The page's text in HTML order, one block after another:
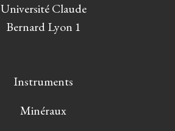
Université Claude
Bernard Lyon 1
Instruments
Minéraux